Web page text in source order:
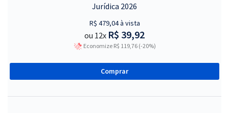
Jurídica 2026
R$ 479,04 à vista
ou 12x R$ 39,92
Economize R$ 119,76 (-20%)
Comprar